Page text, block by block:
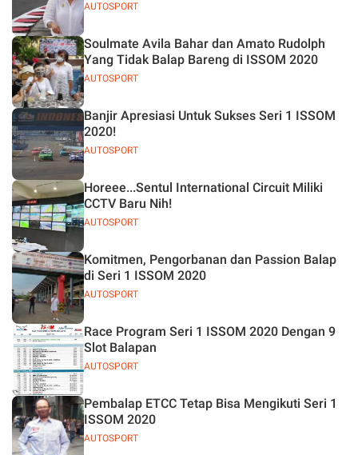
AUTOSPORT
AUTOSPORT
Soulmate Avila Bahar dan Amato Rudolph
Yang Tidak Balap Bareng di ISSOM 2020
AUTOSPORT
Banjir Apresiasi Untuk Sukses Seri 1 ISSOM
2020!
AUTOSPORT
Horeee...Sentul International Circuit Miliki
CCTV Baru Nih!
AUTOSPORT
Komitmen, Pengorbanan dan Passion Balap
di Seri 1 ISSOM 2020
AUTOSPORT
Race Program Seri 1 ISSOM 2020 Dengan 9
Slot Balapan
AUTOSPORT
Pembalap ETCC Tetap Bisa Mengikuti Seri 1
ISSOM 2020